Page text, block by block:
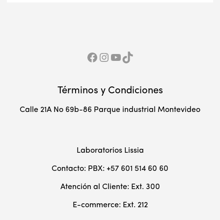
Facebook
Red Social Instagram
YouTube
TikTok
Términos y Condiciones
Calle 21A No 69b-86 Parque industrial Montevideo
Laboratorios Lissia
Contacto: PBX: +57 601 514 60 60
Atención al Cliente: Ext. 300
E-commerce: Ext. 212